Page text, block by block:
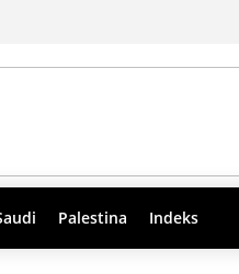
Palestina Indeks